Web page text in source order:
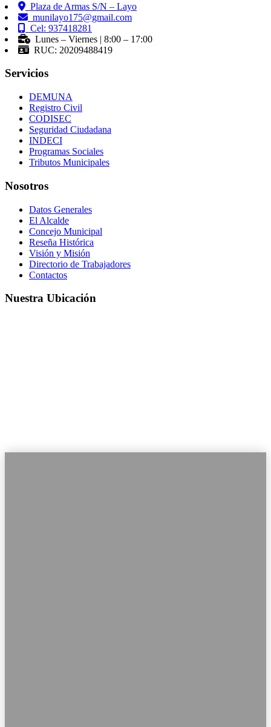
Plaza de Armas S/N – Layo
munilayo175@gmail.com
Cel: 937418281
Lunes – Viernes | 8:00 – 17:00
RUC: 20209488419
Servicios
DEMUNA
Registro Civil
CODISEC
Seguridad Ciudadana
INDECI
Programas Sociales
Tributos Municipales
Nosotros
Datos Generales
El Alcalde
Concejo Municipal
Reseña Histórica
Visión y Misión
Directorio de Trabajadores
Contactos
Nuestra Ubicación